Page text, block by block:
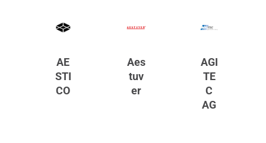
AE
STI
CO
Aes
tuv
er
AGI
TE
C
AG